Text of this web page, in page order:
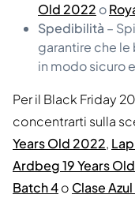
Old 2022 o
Spedibilità –
garantire che
in modo sicuro
Per il Black Friday
concentrarti sulla
Years Old 2022,
Ardbeg 19 Years
Batch 4o Clase